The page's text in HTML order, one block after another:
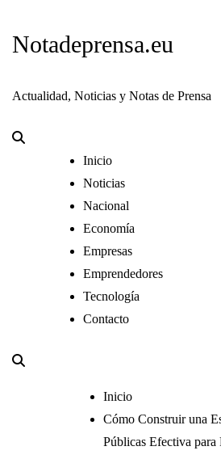
Notadeprensa.eu
Actualidad, Noticias y Notas de Prensa
Inicio
Noticias
Nacional
Economía
Empresas
Emprendedores
Tecnología
Contacto
Inicio
Cómo Construir una
Públicas Efectiva para